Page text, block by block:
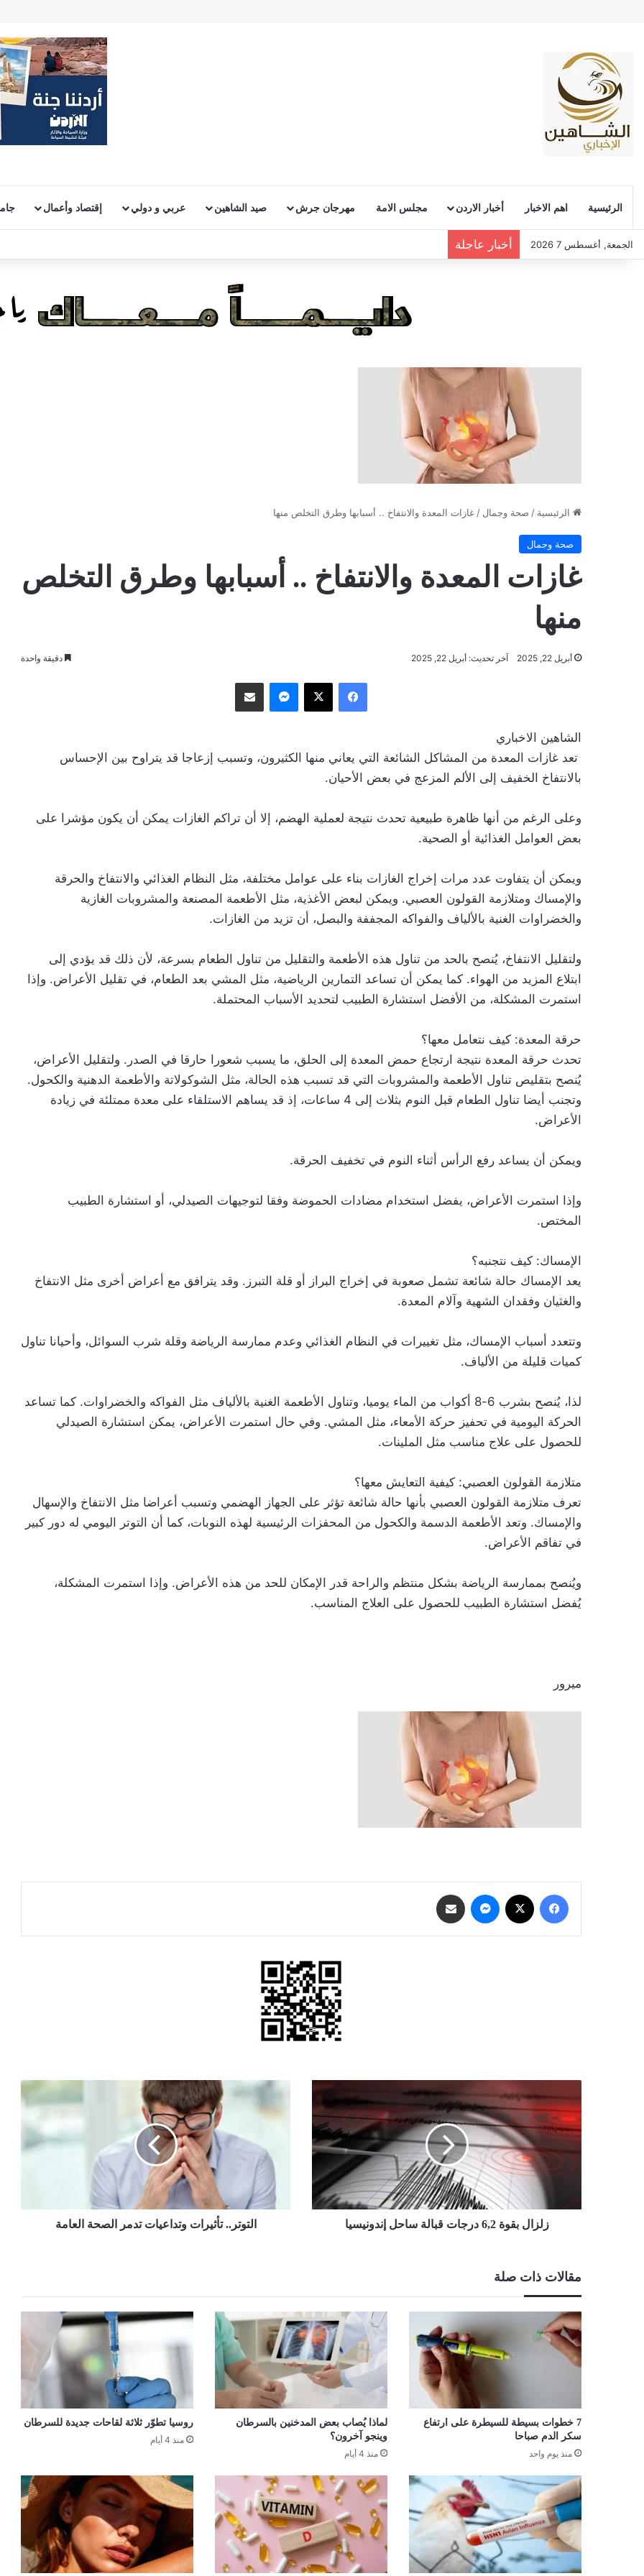
الرئيسية اهم الاخبار أخبار الاردن مجلس الامة مهرجان جرش صيد الشاهين عربي و دولي إقتصاد وأعمال
الجمعة, أغسطس 7 2026 أخبار عاجلة
الرئيسية / صحة وجمال / غازات المعدة والانتفاخ .. أسبابها وطرق التخلص منها
صحة وجمال
غازات المعدة والانتفاخ .. أسبابها وطرق التخلص
منها
أبريل 22, 2025 آخر تحديث: أبريل 22, 2025 دقيقة واحدة
فيسبوك ‫X ماسنجر مشاركة عبر البريد
الشاهين الاخباري
تعد غازات المعدة من المشاكل الشائعة التي يعاني منها الكثيرون، وتسبب إزعاجا قد يتراوح بين الإحساس
بالانتفاخ الخفيف إلى الألم المزعج في بعض الأحيان.
وعلى الرغم من أنها ظاهرة طبيعية تحدث نتيجة لعملية الهضم، إلا أن تراكم الغازات يمكن أن يكون مؤشرا على
بعض العوامل الغذائية أو الصحية.
ويمكن أن يتفاوت عدد مرات إخراج الغازات بناء على عوامل مختلفة، مثل النظام الغذائي والانتفاخ والحرقة
والإمساك ومتلازمة القولون العصبي. ويمكن لبعض الأغذية، مثل الأطعمة المصنعة والمشروبات الغازية
والخضراوات الغنية بالألياف والفواكه المجففة والبصل، أن تزيد من الغازات.
ولتقليل الانتفاخ، يُنصح بالحد من تناول هذه الأطعمة والتقليل من تناول الطعام بسرعة، لأن ذلك قد يؤدي إلى
ابتلاع المزيد من الهواء. كما يمكن أن تساعد التمارين الرياضية، مثل المشي بعد الطعام، في تقليل الأعراض. وإذا
استمرت المشكلة، من الأفضل استشارة الطبيب لتحديد الأسباب المحتملة.
حرقة المعدة: كيف نتعامل معها؟
تحدث حرقة المعدة نتيجة ارتجاع حمض المعدة إلى الحلق، ما يسبب شعورا حارقا في الصدر. ولتقليل الأعراض،
يُنصح بتقليص تناول الأطعمة والمشروبات التي قد تسبب هذه الحالة، مثل الشوكولاتة والأطعمة الدهنية والكحول.
وتجنب أيضا تناول الطعام قبل النوم بثلاث إلى 4 ساعات، إذ قد يساهم الاستلقاء على معدة ممتلئة في زيادة
الأعراض.
ويمكن أن يساعد رفع الرأس أثناء النوم في تخفيف الحرقة.
وإذا استمرت الأعراض، يفضل استخدام مضادات الحموضة وفقا لتوجيهات الصيدلي، أو استشارة الطبيب
المختص.
الإمساك: كيف نتجنبه؟
يعد الإمساك حالة شائعة تشمل صعوبة في إخراج البراز أو قلة التبرز. وقد يترافق مع أعراض أخرى مثل الانتفاخ
والغثيان وفقدان الشهية وآلام المعدة.
وتتعدد أسباب الإمساك، مثل تغييرات في النظام الغذائي وعدم ممارسة الرياضة وقلة شرب السوائل، وأحيانا تناول
كميات قليلة من الألياف.
لذا، يُنصح بشرب 6-8 أكواب من الماء يوميا، وتناول الأطعمة الغنية بالألياف مثل الفواكه والخضراوات. كما تساعد
الحركة اليومية في تحفيز حركة الأمعاء، مثل المشي. وفي حال استمرت الأعراض، يمكن استشارة الصيدلي
للحصول على علاج مناسب مثل الملينات.
متلازمة القولون العصبي: كيفية التعايش معها؟
تعرف متلازمة القولون العصبي بأنها حالة شائعة تؤثر على الجهاز الهضمي وتسبب أعراضا مثل الانتفاخ والإسهال
والإمساك. وتعد الأطعمة الدسمة والكحول من المحفزات الرئيسية لهذه النوبات، كما أن التوتر اليومي له دور كبير
في تفاقم الأعراض.
ويُنصح بممارسة الرياضة بشكل منتظم والراحة قدر الإمكان للحد من هذه الأعراض. وإذا استمرت المشكلة،
يُفضل استشارة الطبيب للحصول على العلاج المناسب.
ميرور
فيسبوك ماسنجر
بقوة
6,2
درجات
إندونيسيا
زلزال بقوة 6,2 درجات قبالة ساحل إندونيسيا
التوتر..
وتداعيات
العامة
التوتر.. تأثيرات وتداعيات تدمر الصحة العامة
مقالات ذات صلة
7 خطوات بسيطة للسيطرة على ارتفاع
سكر الدم صباحا
منذ يوم واحد
لماذا يُصاب بعض المدخنين بالسرطان
وينجو آخرون؟
منذ 4 أيام
روسيا تطوّر ثلاثة لقاحات جديدة للسرطان
منذ 4 أيام